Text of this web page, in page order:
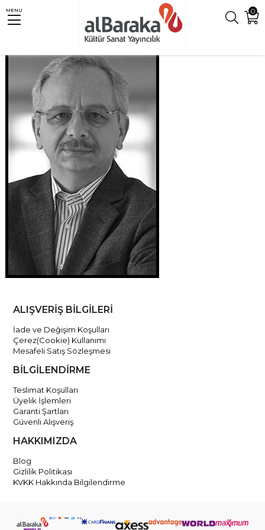
0
MENU
ALIŞVERİŞ BİLGİLERİ
İade ve Değişim Koşulları
Çerez(Cookie) Kullanımı
Mesafeli Satış Sözleşmesi
BİLGİLENDİRME
Teslimat Koşulları
Üyelik İşlemleri
Garanti Şartları
Güvenli Alışveriş
HAKKIMIZDA
Blog
Gizlilik Politikası
KVKK Hakkında Bilgilendirme